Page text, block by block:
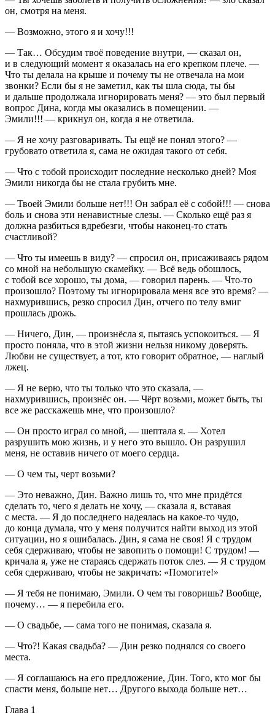
он, смотря на меня.
— Возможно, этого я и хочу!!!
— Так… Обсудим твоё поведение внутри, — сказал он,
и в следующий момент я оказалась на его крепком плече. —
Что ты делала на крыше и почему ты не отвечала на мои
звонки? Если бы я не заметил, как ты шла сюда, ты бы
и дальше продолжала игнорировать меня? — это был первый
вопрос Дина, когда мы оказались в помещении. —
Эмили!!! — крикнул он, когда я не ответила.
— Я не хочу разговаривать. Ты ещё не понял этого? —
грубовато ответила я, сама не ожидая такого от себя.
— Что с тобой происходит последние несколько дней? Моя
Эмили никогда бы не стала грубить мне.
— Твоей Эмили больше нет!!! Он забрал её с собой!!! — снова
боль и снова эти ненавистные слезы. — Сколько ещё раз я
должна разбиться вдребезги, чтобы наконец-то стать
счастливой?
— Что ты имеешь в виду? — спросил он, присаживаясь рядом
со мной на небольшую скамейку. — Всё ведь обошлось,
с тобой все хорошо, ты дома, — говорил парень. — Что-то
произошло? Поэтому ты игнорировала меня все это время? —
нахмурившись, резко спросил Дин, отчего по телу вмиг
прошлась дрожь.
— Ничего, Дин, — произнёсла я, пытаясь успокоиться. — Я
просто поняла, что в этой жизни нельзя никому доверять.
Любви не существует, а тот, кто говорит обратное, — наглый
лжец.
— Я не верю, что ты только что это сказала, —
нахмурившись, произнёс он. — Чёрт возьми, может быть, ты
все же расскажешь мне, что произошло?
— Он просто играл со мной, — шептала я. — Хотел
разрушить мою жизнь, и у него это вышло. Он разрушил
меня, не оставив ничего от моего сердца.
— О чем ты, черт возьми?
— Это неважно, Дин. Важно лишь то, что мне придётся
сделать то, чего я делать не хочу, — сказала я, вставая
с места. — Я до последнего надеялась на какое-то чудо,
до конца думала, что у меня получится найти выход из этой
ситуации, но я ошибалась. Дин, я сама не своя! Я с трудом
себя сдерживаю, чтобы не завопить о помощи! С трудом! —
кричала я, уже не стараясь сдержать поток слез. — Я с трудом
себя сдерживаю, чтобы не закричать: «Помогите!»
— Я тебя не понимаю, Эмили. О чем ты говоришь? Вообще,
почему… — я перебила его.
— О свадьбе, — сама того не понимая, сказала я.
— Что?! Какая свадьба? — Дин резко поднялся со своего
места.
— Я соглашаюсь на его предложение, Дин. Того, кто мог бы
спасти меня, больше нет… Другого выхода больше нет…
Глава 1